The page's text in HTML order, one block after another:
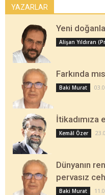
YAZARLAR
Yeni
Alişan Yıldıran
Farkında
Baki Murat
İtikadımıza
Kemâl Özer
Dünyanın
pervasız
Baki Murat